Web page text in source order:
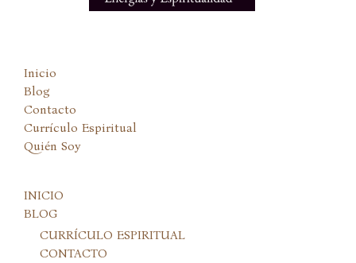
Inicio
Blog
Contacto
Currículo Espiritual
Quién Soy
INICIO
BLOG
CURRÍCULO ESPIRITUAL
CONTACTO